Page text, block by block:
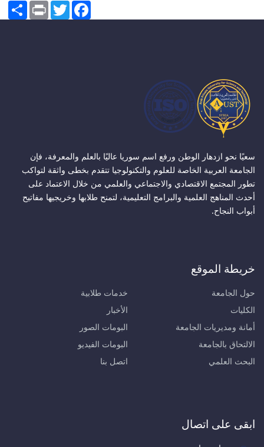
Share PrintTwitterFacebook
سعيًا نحو ازدهار الوطن ورفع اسم سوريا عاليًا بالعلم والمعرفة، فإن
الجامعة العربية الخاصة للعلوم والتكنولوجيا تتقدم بخطى واثقة لتواكب
تطور المجتمع الاقتصادي والاجتماعي والعلمي من خلال الاعتماد على
أحدث المناهج العلمية والبرامج التعليمية، لتمنح طلابها وخريجيها مفاتيح
أبواب النجاح.
خريطة الموقع
حول الجامعة
الكليات
أمانة ومديريات الجامعة
الالتحاق بالجامعة
البحث العلمي
خدمات طلابية
الأخبار
البومات الصور
البومات الفيديو
اتصل بنا
ابقى على اتصال